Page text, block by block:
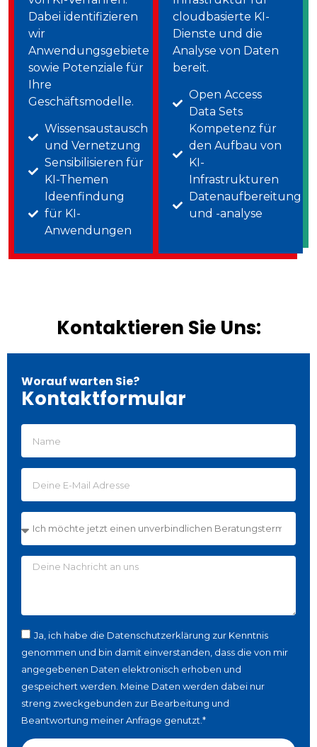
Dabei identifizieren
wir
Anwendungsgebiete
sowie Potenziale für
Ihre
Geschäftsmodelle.
Wissensaustausch
und Vernetzung
Sensibilisieren für
KI-Themen
Ideenfindung
für KI-
Anwendungen
cloudbasierte KI-
Dienste und die
Analyse von Daten
bereit.
Open Access
Data Sets
Kompetenz für
den Aufbau von
KI-
Infrastrukturen
Datenaufbereitung
und -analyse
Kontaktieren Sie Uns:
Worauf warten Sie?
Kontaktformular
Ja, ich habe die Datenschutzerklärung zur Kenntnis
genommen und bin damit einverstanden, dass die von mir
angegebenen Daten elektronisch erhoben und
gespeichert werden. Meine Daten werden dabei nur
streng zweckgebunden zur Bearbeitung und
Beantwortung meiner Anfrage genutzt.*